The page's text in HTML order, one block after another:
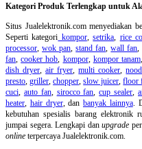
Kategori Produk Terlengkap untuk
Situs Jualelektronik.com menyediakan
Seperti kategori kompor,setrika, rice
processor,wok pan,stand fan,wall fan,
fan,cooker hob, kompor, kompor tanam
dish dryer,air fryer,multi cooker,
presto,griller,chopper,slow juicer,floor
cuci, auto fan, sirocco fan,cup sealer,
heater, hair dryer, dan banyak lainnya.
kebutuhan spesialis barang elektronik
jumpai segera. Lengkapi danupgrade
online terpercaya Jualelektronik.com.